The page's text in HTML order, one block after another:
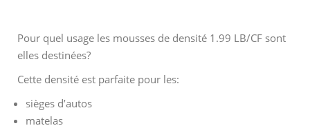
Pour quel usage les mousses de densité 1.99 LB/CF sont
elles destinées?
Cette densité est parfaite pour les:
sièges d’autos
matelas